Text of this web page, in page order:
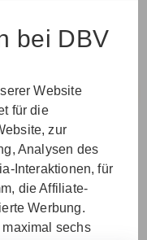
bei DBV
Website
für die
zur
Analysen des
Interaktionen, für
die Affiliate-
Werbung.
maximal sechs